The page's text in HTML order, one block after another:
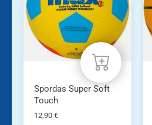
Spordas Super Soft
Touch
12,90 €